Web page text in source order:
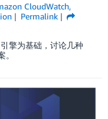
CloudWatch,
Permalink
擎为基础，讨论几种